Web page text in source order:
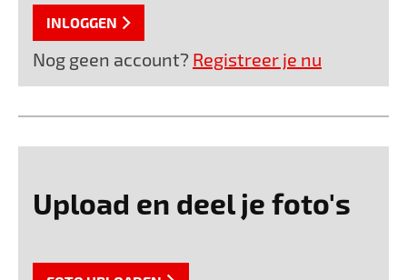
INLOGGEN
Nog geen account? Registreer je nu
Upload en deel je foto's